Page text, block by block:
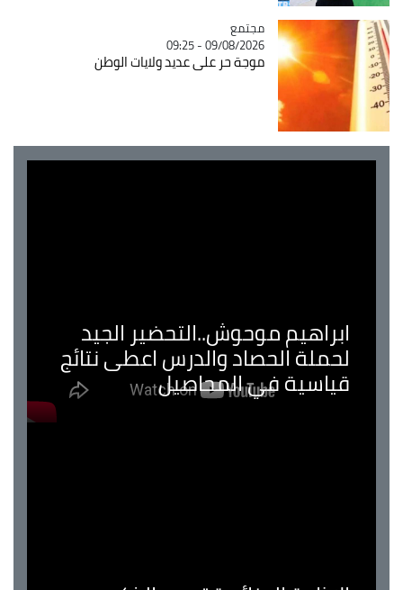
Catégorie
مجتمع
09/08/2026 - 09:25
موجة حر على عديد ولايات الوطن
ابراهيم موحوش..التحضير الجيد
لحملة الحصاد والدرس اعطى نتائج
قياسية في المحاصيل